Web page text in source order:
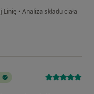
Linię • Analiza składu ciała